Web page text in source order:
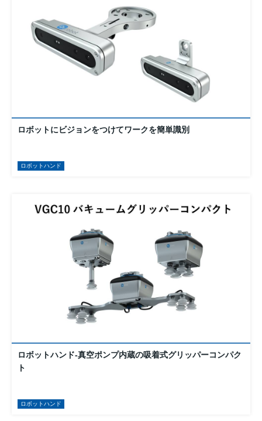
ロボットにビジョンをつけてワークを簡単識別
ロボットハンド
ロボットハンド-真空ポンプ内蔵の吸着式グリッパーコンパク
ト
ロボットハンド